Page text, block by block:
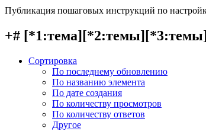
Публикация пошаговых инструкций по
+#
Сортировка
По последнему обновлению
По названию элемента
По дате создания
По количеству просмотров
По количеству ответов
Другое